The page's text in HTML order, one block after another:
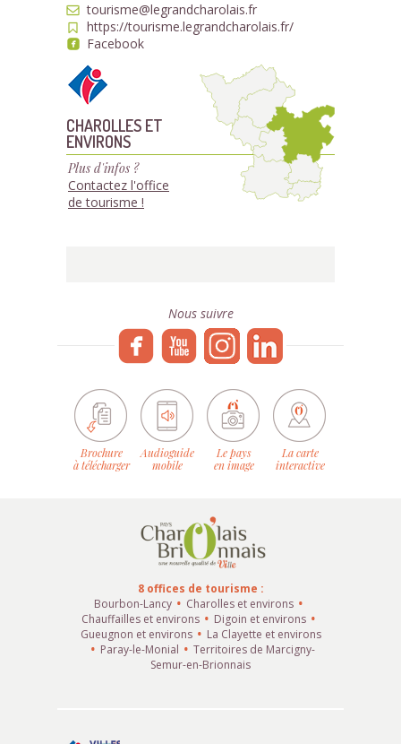
tourisme@legrandcharolais.fr
https://tourisme.legrandcharolais.fr/
Facebook
CHAROLLES ET
ENVIRONS
Plus d'infos ?
Contactez l'office
de tourisme !
Nous suivre
Brochure
à télécharger
Audioguide
mobile
Le pays
en image
La carte
interactive
8 offices de tourisme :
Bourbon-Lancy
Charolles et environs
Chauffailles et environs
Digoin et environs
Gueugnon et environs
La Clayette et environs
Paray-le-Monial
Territoires de Marcigny-
Semur-en-Brionnais